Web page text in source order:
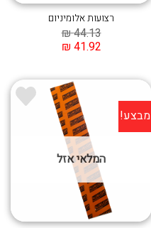
רצועות אלומיניום
44.13
₪
41.92
₪
מבצע!
המלאי אזל